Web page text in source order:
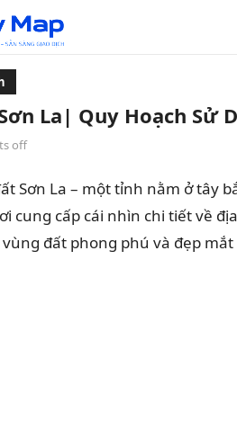
La| Quy Hoạch Sử
off
Sơn La – một tỉnh nằm ở tây
cung cấp cái nhìn chi tiết về
đất phong phú và đẹp mắt